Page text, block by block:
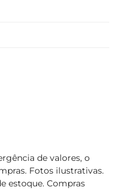
de valores, o
Fotos ilustrativas.
estoque. Compras